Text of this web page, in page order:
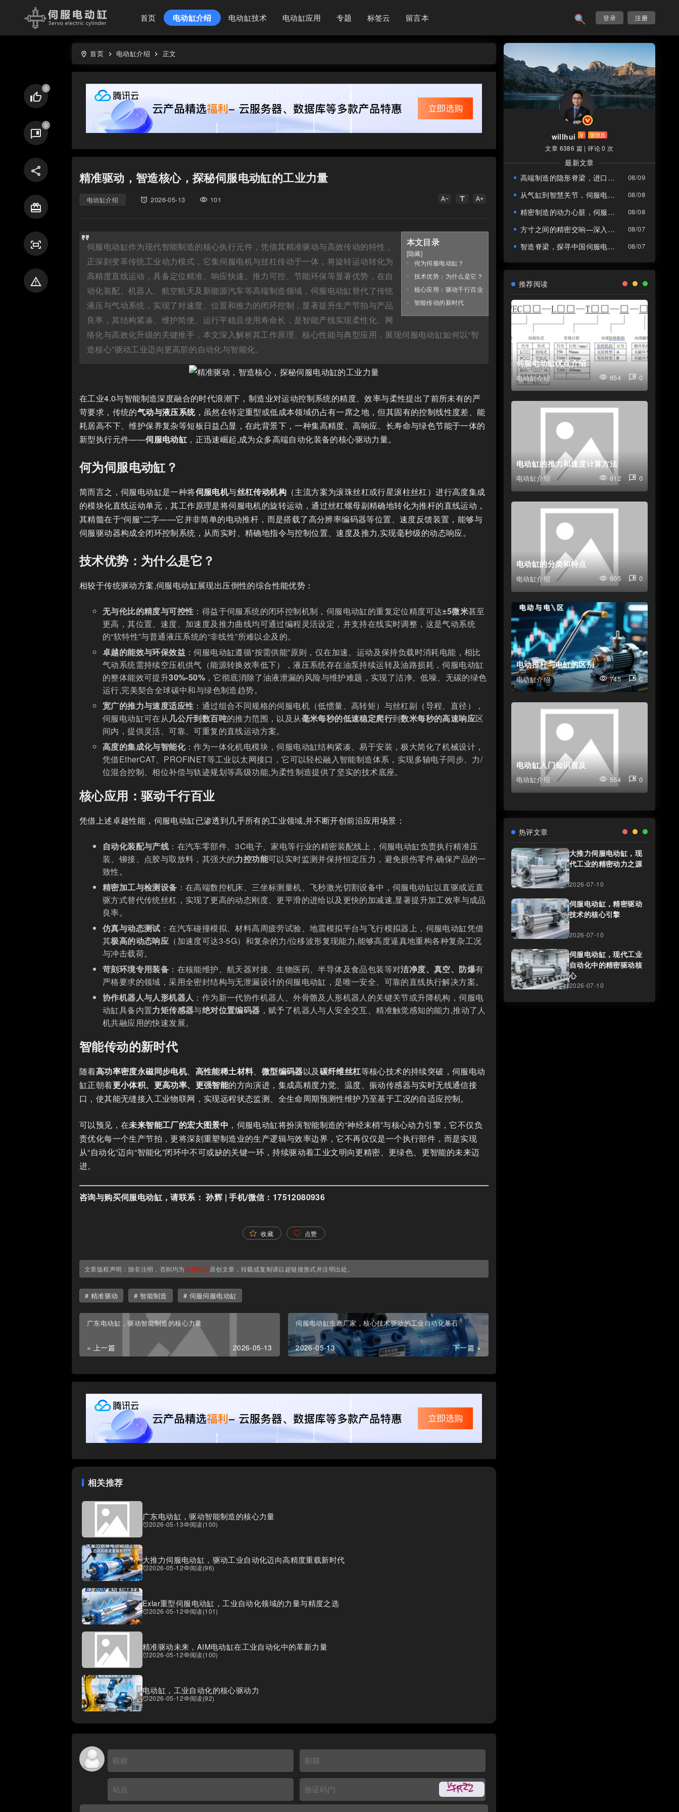
首页 电动缸介绍 电动缸技术 电动缸应用 专题 标签云 留言本 登录 注册
thumb_up
comment_bank
share
card_giftcard
fit_screen
report_problem
location_on 首页 keyboard_arrow_right 电动缸介绍 keyboard_arrow_right 正文
精准驱动，智造核心，探秘伺服电动缸的工业力量
电动缸介绍 access_alarms 2026-05-13 visibility 101 text_decrease title text_increase
本文目录
[隐藏]
何为伺服电动缸？
技术优势：为什么是它？
核心应用：驱动千行百业
智能传动的新时代
伺服电动缸作为现代智能制造的核心执行元件，凭借其精准驱动与高效传动的特性，
正深刻变革传统工业动力模式，它集伺服电机与丝杠传动于一体，将旋转运动转化为
高精度直线运动，具备定位精准、响应快速、推力可控、节能环保等显著优势，在自
动化装配、机器人、航空航天及新能源汽车等高端制造领域，伺服电动缸替代了传统
液压与气动系统，实现了对速度、位置和推力的闭环控制，显著提升生产节拍与产品
良率，其结构紧凑、维护简便、运行平稳且使用寿命长，是智能产线实现柔性化、网
络化与高效化升级的关键推手，本文深入解析其工作原理、核心性能与典型应用，展现伺服电动缸如何以“智
造核心”驱动工业迈向更高阶的自动化与智能化。
在工业4.0与智能制造深度融合的时代浪潮下，制造业对运动控制系统的精度、效率与柔性提出了前所未有的严
苛要求，传统的气动与液压系统，虽然在特定重型或低成本领域仍占有一席之地，但其固有的控制线性度差、能
耗居高不下、维护保养复杂等短板日益凸显，在此背景下，一种集高精度、高响应、长寿命与绿色节能于一体的
新型执行元件——伺服电动缸 ，正迅速崛起,成为众多高端自动化装备的核心驱动力量。
何为伺服电动缸？
简而言之，伺服电动缸是一种将伺服电机与丝杠传动机构 （主流方案为滚珠丝杠或行星滚柱丝杠）进行高度集成
的模块化直线运动单元，其工作原理是将伺服电机的旋转运动，通过丝杠螺母副精确地转化为推杆的直线运动，
其精髓在于“伺服”二字——它并非简单的电动推杆，而是搭载了高分辨率编码器等位置、速度反馈装置，能够与
伺服驱动器构成全闭环控制系统，从而实时、精确地指令与控制位置、速度及推力,实现毫秒级的动态响应。
技术优势：为什么是它？
相较于传统驱动方案,伺服电动缸展现出压倒性的综合性能优势：
无与伦比的精度与可控性 ：得益于伺服系统的闭环控制机制，伺服电动缸的重复定位精度可达±5微米甚至
更高，其位置、速度、加速度及推力曲线均可通过编程灵活设定，并支持在线实时调整，这是气动系统
的“软特性”与普通液压系统的“非线性”所难以企及的。
卓越的能效与环保效益 ：伺服电动缸遵循“按需供能”原则，仅在加速、运动及保持负载时消耗电能，相比
气动系统需持续空压机供气（能源转换效率低下），液压系统存在油泵持续运转及油路损耗，伺服电动缸
的整体能效可提升30%-50% ，它彻底消除了油液泄漏的风险与维护难题，实现了洁净、低噪、无碳的绿色
运行,完美契合全球碳中和与绿色制造趋势。
宽广的推力与速度适应性 ：通过组合不同规格的伺服电机（低惯量、高转矩）与丝杠副（导程、直径），
伺服电动缸可在从几公斤到数百吨的推力范围，以及从毫米每秒的低速稳定爬行到数米每秒的高速响应区
间内，提供灵活、可靠、可重复的直线运动方案。
高度的集成化与智能化：作为一体化机电模块，伺服电动缸结构紧凑、易于安装，极大简化了机械设计，
凭借EtherCAT、PROFINET等工业以太网接口，它可以轻松融入智能制造体系，实现多轴电子同步、力/
位混合控制、相位补偿与轨迹规划等高级功能,为柔性制造提供了坚实的技术底座。
核心应用：驱动千行百业
凭借上述卓越性能，伺服电动缸已渗透到几乎所有的工业领域,并不断开创前沿应用场景：
自动化装配与产线 ：在汽车零部件、3C电子、家电等行业的精密装配线上，伺服电动缸负责执行精准压
装、铆接、点胶与取放料，其强大的力控功能可以实时监测并保持恒定压力，避免损伤零件,确保产品的一
致性。
精密加工与检测设备 ：在高端数控机床、三坐标测量机、飞秒激光切割设备中，伺服电动缸以直驱或近直
驱方式替代传统丝杠，实现了更高的动态刚度、更平滑的进给以及更快的加减速,显著提升加工效率与成品
良率。
仿真与动态测试 ：在汽车碰撞模拟、材料高周疲劳试验、地震模拟平台与飞行模拟器上，伺服电动缸凭借
其极高的动态响应 （加速度可达3-5G）和复杂的力/位移波形复现能力,能够高度逼真地重构各种复杂工况
与冲击载荷。
苛刻环境专用装备 ：在核能维护、航天器对接、生物医药、半导体及食品包装等对洁净度、真空、防爆有
严格要求的领域，采用全密封结构与无泄漏设计的伺服电动缸，是唯一安全、可靠的直线执行解决方案。
协作机器人与人形机器人 ：作为新一代协作机器人、外骨骼及人形机器人的关键关节或升降机构，伺服电
动缸具备内置力矩传感器与绝对位置编码器 ，赋予了机器人与人安全交互、精准触觉感知的能力,推动了人
机共融应用的快速发展。
智能传动的新时代
随着高功率密度永磁同步电机、 高性能稀土材料、 微型编码器以及碳纤维丝杠等核心技术的持续突破，伺服电动
缸正朝着更小体积、更高功率、更强智能的方向演进，集成高精度力觉、温度、振动传感器与实时无线通信接
口，使其能无缝接入工业物联网，实现远程状态监测、全生命周期预测性维护乃至基于工况的自适应控制。
可以预见，在未来智能工厂的宏大图景中 ，伺服电动缸将扮演智能制造的“神经末梢”与核心动力引擎，它不仅负
责优化每一个生产节拍，更将深刻重塑制造业的生产逻辑与效率边界，它不再仅仅是一个执行部件，而是实现
从“自动化”迈向“智能化”闭环中不可或缺的关键一环，持续驱动着工业文明向更精密、更绿色、更智能的未来迈
进。
咨询与购买伺服电动缸，请联系： 孙辉 | 手机/微信：17512080936
收藏 点赞
文章版权声明：除非注明，否则均为鸿栢科技原创文章，转载或复制请以超链接形式并注明出处。
精准驱动 智能制造 伺服伺服电动缸
广东电动缸，驱动智能制造的核心力量
« 上一篇 2026-05-13
伺服电动缸生产厂家，核心技术驱动的工业自动化基石
下一篇 »
2026-05-13
相关推荐
广东电动缸，驱动智能制造的核心力量
access_alarms2026-05-13visibility阅读(100)
大推力伺服电动缸，驱动工业自动化迈向高精度重载新时代
access_alarms2026-05-12visibility阅读(96)
Exlar重型伺服电动缸，工业自动化领域的力量与精度之选
access_alarms2026-05-12visibility阅读(101)
精准驱动未来，AIM电动缸在工业自动化中的革新力量
access_alarms2026-05-12visibility阅读(100)
电动缸，工业自动化的核心驱动力
access_alarms2026-05-12visibility阅读(92)
willhui V 管理员
文章 6386 篇 | 评论 0 次
最新文章
高端制造的隐形脊梁，进口伺服电动缸如何重构中国智造精度边界？
08/09
从气缸到智慧关节，伺服电动缸与伺服电机如何重塑工业自动化未来 08/08
精密制造的动力心脏，伺服电动缸与伺服电机的协奏曲 08/08
方寸之间的精密交响—深入解读伺服电动缸内部结构 08/07
智造脊梁，探寻中国伺服电动缸生产厂家的突围与坚守 08/07
推荐阅读
伺服电动缸优点介绍
电动缸介绍 visibility 654 comment_bank 0
电动缸的推力和速度计算方法
电动缸介绍 visibility 612 comment_bank 0
电动缸的分类和特点
电动缸介绍 visibility 605 comment_bank 0
电动推杆与电缸的区别
电动缸介绍 visibility 745 comment_bank 0
电动缸入门知识普及
电动缸介绍 visibility 554 comment_bank 0
热评文章
大推力伺服电动缸，现
代工业的精密动力之源
2026-07-10
伺服电动缸，精密驱动
技术的核心引擎
2026-07-10
伺服电动缸，现代工业
自动化中的精密驱动核
心
2026-07-10